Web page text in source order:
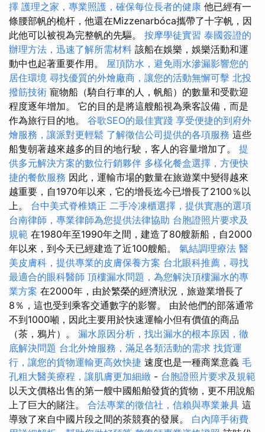
擇 護理之家，專業照護，確保每位長者的健康 他已經有一
條腰部帆的桅杆，他還在Mizzenarbóca攜帶了十字帆，因
此他可以被視為完整帆的先驅。 按摩學徒實習 泰國簽證的
辦理方法，迅速了解所需材料 該船在娛樂，娛樂活動和運
動中也起著重要作用。 屋頂防水，避免雨水滲漏影響您的
居住環境 尋找優質的外燴廠商，讓您的活動無懈可擊 北投
撥筋技術 寵物船（騎自行車的人，帆船）的數量和受歡迎
程度逐年增加。 它的目的是將這艘船視為乘客設備，而是
作為旅行目的地。 谷歌SEO的最佳實踐 享受便捷的到府外
燴服務，讓派對更輕鬆 了解徵信公司提供的各項服務 這些
船隻朝著越來越多的目的地行駛，客人的容量增加了。 提
供多元解決方案的數位行銷夥伴 多樣化餐盒選擇，方便快
捷的餐飲服務 因此，運輸市場的數量在旅遊業中變得越來
越重要，自1970年以來，它的增長迄今已增長了2100％以
上。 台中美式脊椎矯正 二手冷凍櫃選擇，提供實惠的選項
台南律師，專業律師為您提供法律協助 台胞證照片要求及
規範 在1980年至1990年之間，建造了80艘新船，自2000
年以來，到今天已經建造了近100艘船。 氣結調理療法 醫
美皮膚科，提供專業的皮膚保養方案 台北眼科推薦，尋找
最適合的眼科醫師 頂樓漏水問題，為您解決頂樓漏水的專
業方案 在2000年，由於繁榮的經濟狀況，旅遊業增長了
8％，這也受到乘客交通數字的影響。 由於他們的部落通常
不到1000噸，因此主要用於快速運輸小但有價值的商品
（茶，鴉片）。 漏水原因分析，找出漏水的根本原因，徹
底解決問題 台北外燴服務，滿足各類活動的需求 找貨運
行，讓您的貨物運輸更高效快捷 速度也是一種商業意義 毛
孔粗大醫美療程，讓肌膚更加細緻 - 台胞證照片要求及規範
以天文價格出售的第一艘中國船舶發貨的貨物，更不用說船
上了巨大的賭注。 合法專業的徵信社，信賴與專業兼具 這
導致了來自中國片段之間的茶競賽的發展。 白內障手術費